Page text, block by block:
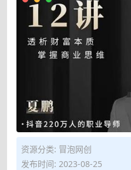
资源分类: 冒泡网创
发布时间: 2023-08-25